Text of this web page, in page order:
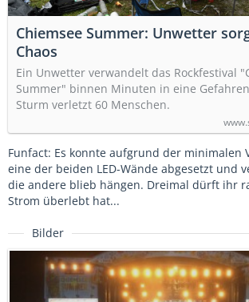
Chiemsee Summer: Unwetter
Chaos
Ein Unwetter verwandelt das Rockfestival
Summer" binnen Minuten in eine
Sturm verletzt 60 Menschen.
Funfact: Es konnte aufgrund der minimalen
eine der beiden LED-Wände abgesetzt und
die andere blieb hängen. Dreimal dürft ihr
Strom überlebt hat...
Bilder